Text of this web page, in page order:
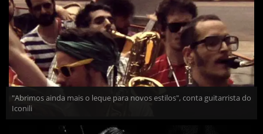
"Abrimos ainda mais o leque para novos estilos", conta guitarrista do
Iconili